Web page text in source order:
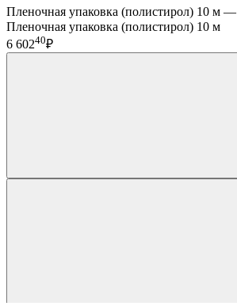
Пленочная упаковка (полистирол) 10 м —
Пленочная упаковка (полистирол) 10 м
6 60240₽